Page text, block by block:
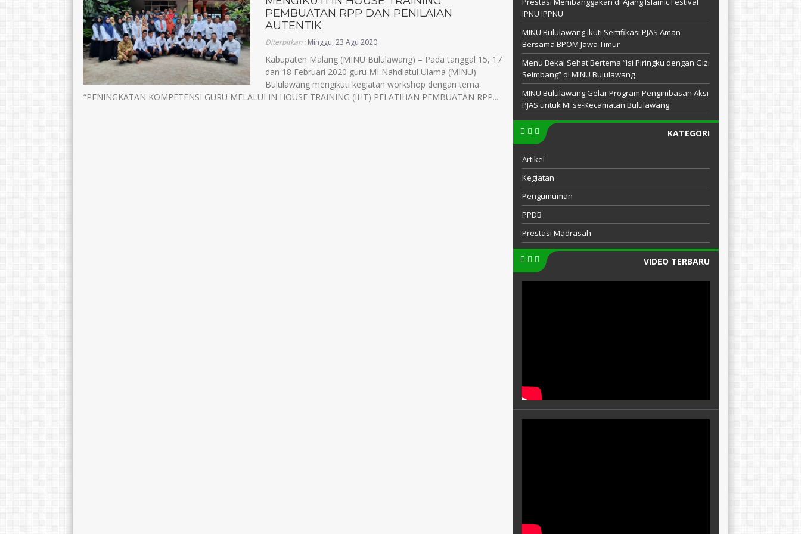
PEMBUATAN RPP DAN PENILAIAN
AUTENTIK
Diterbitkan :Minggu, 23 Agu 2020
Kabupaten Malang (MINU Bululawang) – Pada tanggal 15, 17
dan 18 Februari 2020 guru MI Nahdlatul Ulama (MINU)
Bululawang mengikuti kegiatan workshop dengan tema
“PENINGKATAN KOMPETENSI GURU MELALUI IN HOUSE TRAINING (IHT) PELATIHAN PEMBUATAN RPP...
IPNU IPPNU
MINU Bululawang Ikuti Sertifikasi PJAS Aman
Bersama BPOM Jawa Timur
Menu Bekal Sehat Bertema “Isi Piringku dengan Gizi
Seimbang” di MINU Bululawang
MINU Bululawang Gelar Program Pengimbasan Aksi
PJAS untuk MI se-Kecamatan Bululawang
KATEGORI
Artikel
Kegiatan
Pengumuman
PPDB
Prestasi Madrasah
VIDEO TERBARU